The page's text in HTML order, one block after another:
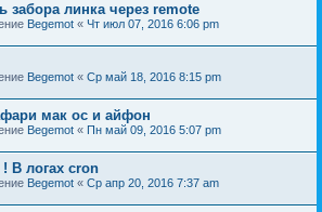
забора линка через remote
Begemot « Чт июл 07, 2016 6:06 pm
Begemot « Ср май 18, 2016 8:15 pm
мак ос и айфон
Begemot « Пн май 09, 2016 5:07 pm
В логах cron
Begemot « Ср апр 20, 2016 7:37 am